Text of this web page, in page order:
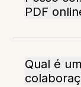
PDF
Qual é